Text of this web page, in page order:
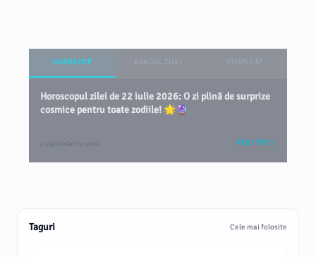
HOROSCOP
Horoscopul zilei de 22 iulie 2026: O zi plină de surprize
cosmice pentru toate zodiile! 🌟🔮
2 săptămâni în urmă VEZI TOT
Taguri Cele mai folosite